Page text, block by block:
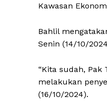
Kawasan
Bahlil
Senin (14/10/
“Kita sudah,
melakukan
(16/10/2024).